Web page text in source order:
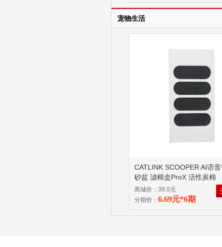
宠物生活
CATLINK SCOOPER AI语
砂盆 滤棉盒ProX 活性炭棉
商城价：39.0元
分期价： 6.69元*6期